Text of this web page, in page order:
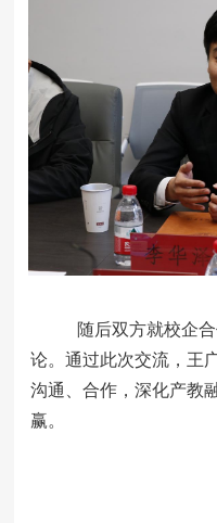
随后双方就校企
论。通过此次交流， 王
沟通
、合作 ，深化产教
赢。